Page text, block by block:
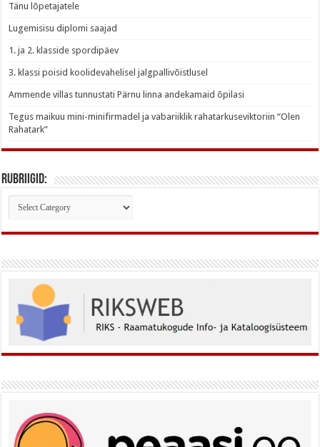
Tänu lõpetajatele
Lugemisisu diplomi saajad
1. ja 2. klasside spordipäev
3. klassi poisid koolidevahelisel jalgpallivõistlusel
Ammende villas tunnustati Pärnu linna andekamaid õpilasi
Tegus maikuu mini-minifirmadel ja vabariiklik rahatarkuseviktoriin “Olen
Rahatark”
Rubriigid:
Rubriigid: